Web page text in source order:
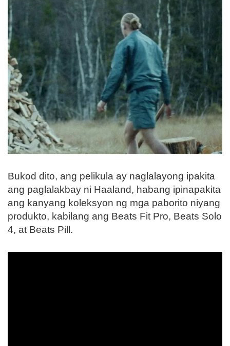
Bukod dito, ang pelikula ay naglalayong ipakita
ang paglalakbay ni Haaland, habang ipinapakita
ang kanyang koleksyon ng mga paborito niyang
produkto, kabilang ang Beats Fit Pro, Beats Solo
4, at Beats Pill.